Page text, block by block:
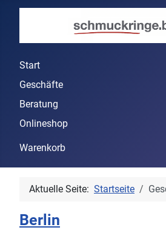
Start
Geschäfte
Beratung
Onlineshop
Warenkorb
Aktuelle Seite: Startseite
Berlin